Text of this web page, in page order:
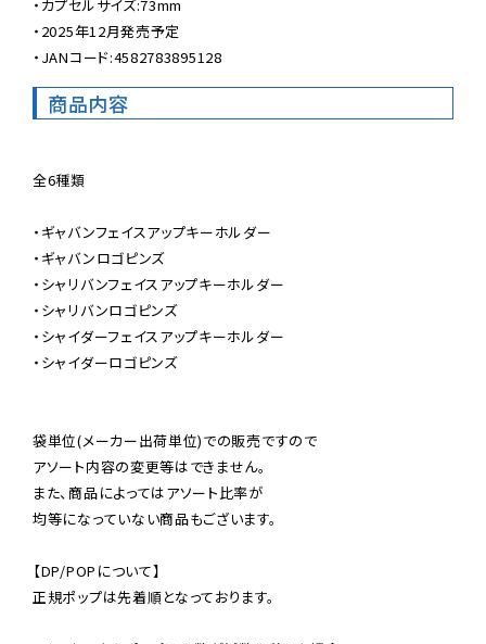
・カプセルサイズ:73mm
・2025年12月発売予定
・JANコード:4582783895128
商品内容
全6種類
・ギャバンフェイスアップキーホルダー
・ギャバンロゴピンズ
・シャリバンフェイスアップキーホルダー
・シャリバンロゴピンズ
・シャイダーフェイスアップキーホルダー
・シャイダーロゴピンズ
袋単位(メーカー出荷単位)での販売ですので
アソート内容の変更等はできません。
また、商品によってはアソート比率が
均等になっていない商品もございます。
【DP/POPについて】
正規ポップは先着順となっております。